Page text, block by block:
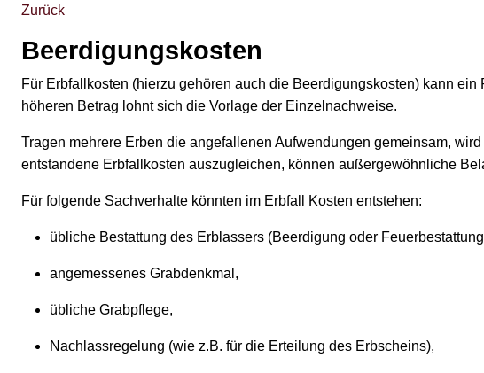
Zurück
Beerdigungskosten
Für Erbfallkosten (hierzu gehören auch die Beerdigungskosten) kann
höheren Betrag lohnt sich die Vorlage der Einzelnachweise.
Tragen mehrere Erben die angefallenen Aufwendungen gemeinsam,
entstandene Erbfallkosten auszugleichen, können außergewöhnliche
Für folgende Sachverhalte könnten im Erbfall Kosten entstehen:
übliche Bestattung des Erblassers (Beerdigung oder
angemessenes Grabdenkmal,
übliche Grabpflege,
Nachlassregelung (wie z.B. für die Erteilung des Erbscheins),